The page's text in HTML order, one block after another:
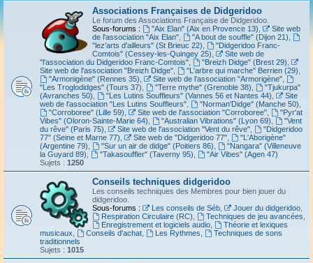
Associations Françaises de Didgeridoo
Le forum des Associations Française de Didgeridoo.
Sous-forums :
"Aix Elan" (Aix en Provence 13)
Site web
de l'association "Aix Elan"
"A bout de souffle" (Dijon 21)
"lez'arts d'ailleurs" (St Brieuc 22)
"Didgeridoo Franc-
Comtois" (Cessey-les-Quingey 25)
Site web de
"l'association du Didgeridoo Franc-Comtois"
"Breizh Didge" (Brest 29)
Site web de l'association "Breizh Didge"
"L'arbre qui marche" Berrien (29)
"Armonigène" (Rennes 35)
Site web de l'association "Armorigène",
"Les Troglodidges" (Tours 37)
"Terre mythe" (Grenoble 38)
"Tjukurpa"
(Avranches 50)
"Les Lutins Souffleurs" (Vannes 56 et Nantes 44)
Site
web de l'association "Les Lutins Souffleurs"
"Norman'Didge" (Manche 50)
"Corroboree" (Lille 59)
Site web de l'association "Corroboree",
"Pyr'at
Vibes" (Oloron-Sainte-Marie 64)
"Australian Vibrations" (Lyon 69)
"Vent
du rêve" (Paris 75)
Site web de l'association "Vent du rêve",
"Didgeridoo
77" (Seine et Marne 77)
Site web de "Didgeridoo 77",
"L'Aborigène"
(Argentine 79)
"Sur un air de didge" (Poitiers 86)
"Nangara" (Villeneuve
la Guyard 89)
"Takasouffler" (Taverny 95)
"Air Vibes" (Agen 47)
Sujets : 1250
Conseils techniques didgeridoo
Les conseils techniques des Membres pour bien jouer du
didgeridoo.
Sous-forums :
Les conseils de Séb, Jouer du didgeridoo,
Respiration Circulaire (RC)
Techniques de jeu avancées
Enregistrement et logiciels audio,
Théorie et lexiques
musicaux
Conseils d'achat, Les Rythmes
Techniques de sons
traditionnels
Sujets : 1015